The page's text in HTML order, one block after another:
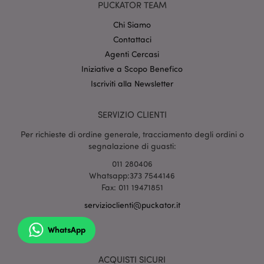
PUCKATOR TEAM
Chi Siamo
Contattaci
Agenti Cercasi
Iniziative a Scopo Benefico
Iscriviti alla Newsletter
SERVIZIO CLIENTI
Per richieste di ordine generale, tracciamento degli ordini o
segnalazione di guasti:
011 280406
Whatsapp:373 7544146
Fax: 011 19471851
servizioclienti@puckator.it
WhatsApp
ACQUISTI SICURI
recently_viewed_product
mage-cache-sessid
l"Informativa sulla privacy di Google